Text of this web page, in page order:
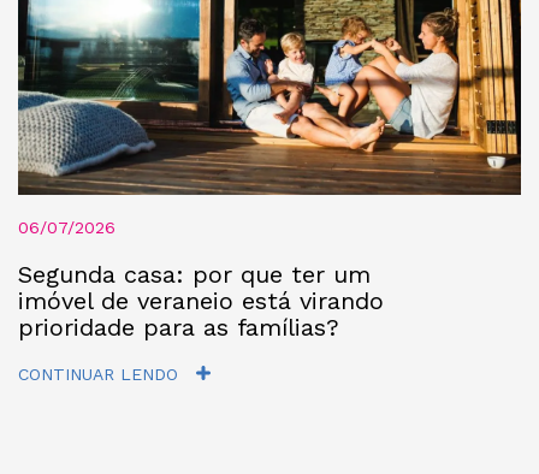
06/07/2026
Segunda casa: por que ter um
imóvel de veraneio está virando
prioridade para as famílias?
CONTINUAR LENDO